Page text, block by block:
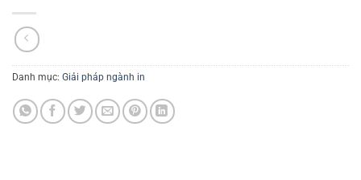
Danh mục: Giải pháp ngành in